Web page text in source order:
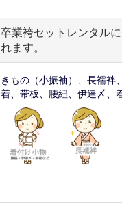
卒業袴セットレンタル
れます。
きもの（小振袖）、長襦袢
着、帯板、腰紐、伊達〆、